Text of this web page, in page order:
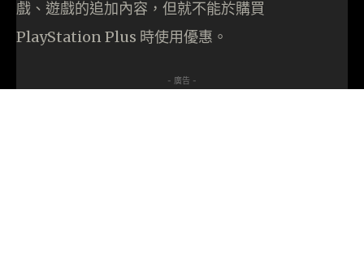
戲、遊戲的追加內容，但就不能於購買
PlayStation Plus 時使用優惠。
- 廣告 -